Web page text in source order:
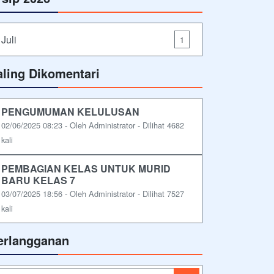
Juli 1
Dikomentari
PENGUMUMAN KELULUSAN
02/06/2025 08:23 - Oleh Administrator - Dilihat 4682
kali
PEMBAGIAN KELAS UNTUK MURID
BARU KELAS 7
03/07/2025 18:56 - Oleh Administrator - Dilihat 7527
kali